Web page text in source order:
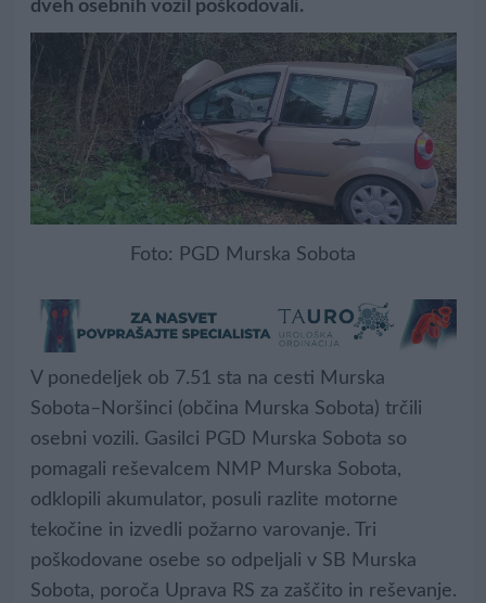
dveh osebnih vozil poškodovali.
Foto: PGD Murska Sobota
V ponedeljek ob 7.51 sta na cesti Murska
Sobota–Noršinci (občina Murska Sobota) trčili
osebni vozili. Gasilci PGD Murska Sobota so
pomagali reševalcem NMP Murska Sobota,
odklopili akumulator, posuli razlite motorne
tekočine in izvedli požarno varovanje. Tri
poškodovane osebe so odpeljali v SB Murska
Sobota, poroča Uprava RS za zaščito in reševanje.